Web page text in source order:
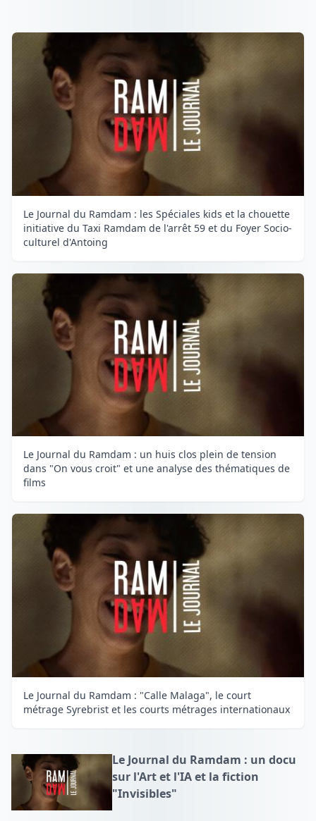
Le Journal du Ramdam : les Spéciales kids et la chouette
initiative du Taxi Ramdam de l'arrêt 59 et du Foyer Socio-
culturel d'Antoing
Le Journal du Ramdam : un huis clos plein de tension
dans "On vous croit" et une analyse des thématiques de
films
Le Journal du Ramdam : "Calle Malaga", le court
métrage Syrebrist et les courts métrages internationaux
Le Journal du Ramdam : un docu
sur l'Art et l'IA et la fiction
"Invisibles"